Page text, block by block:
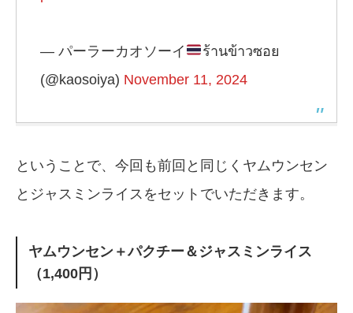
— パーラーカオソーイ
ร้านข้าวซอย
(@kaosoiya) November 11, 2024
ということで、今回も前回と同じくヤムウンセン
とジャスミンライスをセットでいただきます。
ヤムウンセン＋パクチー＆ジャスミンライス
（1,400円）